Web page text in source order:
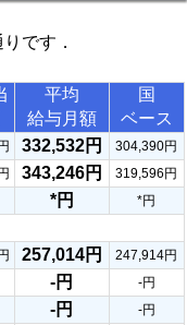
です．
平均
給与月額
国
ベース
332,532円 304,390円
343,246円 319,596円
*円 *円
257,014円
247,914円
-円
-円
-円
-円